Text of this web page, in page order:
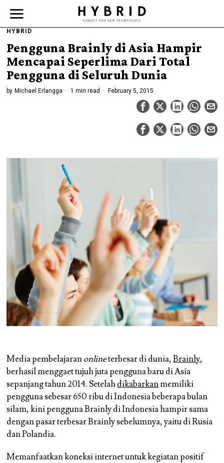
HYBRID
Pengguna Brainly di Asia Hampir
Mencapai Seperlima Dari Total
Pengguna di Seluruh Dunia
by Michael Erlangga 1 min read February 5, 2015
Media pembelajaranonlineterbesar di dunia,Brainly,
berhasil menggaet tujuh juta pengguna baru di Asia
sepanjang tahun 2014. Setelahdikabarkanmemiliki
pengguna sebesar 650 ribu di Indonesia beberapa bulan
silam, kini pengguna Brainly di Indonesia hampir sama
dengan pasar terbesar Brainly sebelumnya, yaitu di Rusia
dan Polandia.
Memanfaatkan koneksi internet untuk kegiatan positif